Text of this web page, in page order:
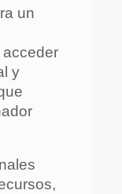
un
acceder
y